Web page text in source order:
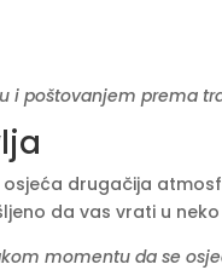
i poštovanjem prema
drugačija
da vas vrati u
momentu da se